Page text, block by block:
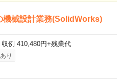
機械設計業務(SolidWorks)
例 410,480円+残業代
り